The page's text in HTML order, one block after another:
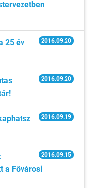
2016.09.20
25 év
2016.09.20
2016.09.19
2016.09.15
a Fővárosi